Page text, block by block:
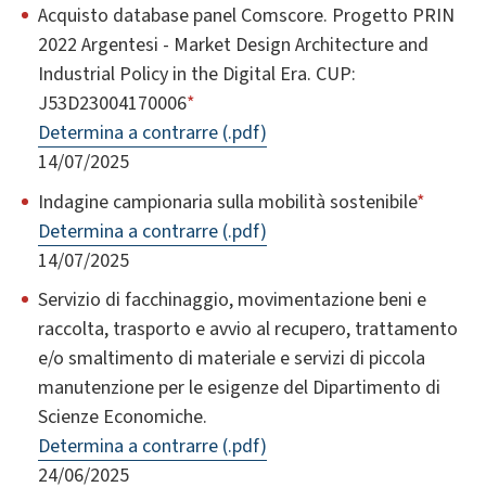
Acquisto database panel Comscore. Progetto PRIN
2022 Argentesi - Market Design Architecture and
Industrial Policy in the Digital Era. CUP:
J53D23004170006*
Determina a contrarre (.pdf)
14/07/2025
Indagine campionaria sulla mobilità sostenibile*
Determina a contrarre (.pdf)
14/07/2025
Servizio di facchinaggio, movimentazione beni e
raccolta, trasporto e avvio al recupero, trattamento
e/o smaltimento di materiale e servizi di piccola
manutenzione per le esigenze del Dipartimento di
Scienze Economiche.
Determina a contrarre (.pdf)
24/06/2025